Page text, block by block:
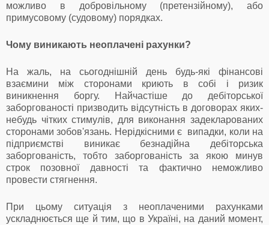
можливо в добровільному (претензійному), або
примусовому (судовому) порядках.
Чому виникають неоплачені рахунки?
На жаль, на сьогоднішній день будь-які фінансові
взаємини між сторонами криють в собі і ризик
виникнення боргу. Найчастіше до дебіторської
заборгованості призводить відсутність в договорах яких-
небудь чітких стимулів, для виконання задекларованих
сторонами зобов'язань. Нерідкісними є випадки, коли на
підприємстві виникає безнадійна дебіторська
заборгованість, тобто заборгованість за якою минув
строк позовної давності та фактично неможливо
провести стягнення.
При цьому ситуація з неоплаченими рахунками
ускладнюється ще й тим, що в Україні, на даний момент,